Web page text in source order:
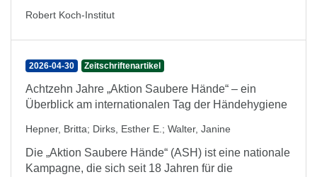
Robert Koch-Institut
2026-04-30 Zeitschriftenartikel
Achtzehn Jahre „Aktion Saubere Hände“ – ein
Überblick am internationalen Tag der Händehygiene
Hepner, Britta; Dirks, Esther E. ; Walter, Janine
Die „Aktion Saubere Hände“ (ASH) ist eine nationale
Kampagne, die sich seit 18 Jahren für die